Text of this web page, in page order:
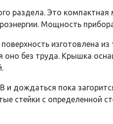
раздела. Это
Мощность
изготовлена
оно без труда. Крышка
дождаться пока
стейки с определенной